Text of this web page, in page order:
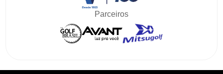
Parceiros